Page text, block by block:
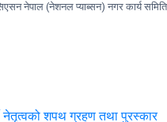
नेपाल (नेशनल प्याब्सन) नगर कार्य समिति